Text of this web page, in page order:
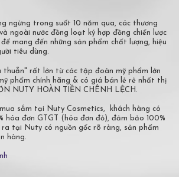
ngừng trong suốt 10 năm qua, các thương
ngoài nước đồng loạt ký hợp đồng chiến lược
mang đến những sản phẩm chất lượng, hiệu
tiêu dùng.
thuẫn" rất lớn từ các tập đoàn mỹ phẩm lớn
phẩm chính hãng & có giá bán lẻ rẻ nhất thị
NUTY HOÀN TIỀN CHÊNH LỆCH.
sắm tại Nuty Cosmetics, khách hàng có
hóa đơn GTGT (hóa đơn đỏ), đảm bảo 100%
ra tại Nuty có nguồn gốc rõ ràng, sản phẩm
hàng.